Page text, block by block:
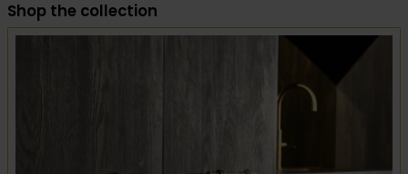
Shop the collection